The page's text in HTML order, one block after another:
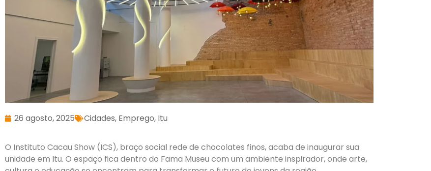
26 agosto, 2025 Cidades, Emprego, Itu
O Instituto Cacau Show (ICS), braço social rede de chocolates finos, acaba de inaugurar sua
unidade em Itu. O espaço fica dentro do Fama Museu com um ambiente inspirador, onde arte,